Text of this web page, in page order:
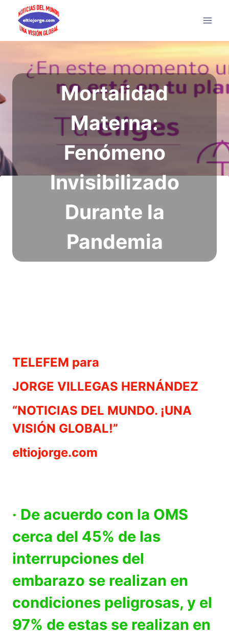
Saltar
contenido
Mortalidad
Materna:
Fenómeno
Invisibilizado
Durante la
Pandemia
TELEFEM para
JORGE VILLEGAS HERNÁNDEZ
“NOTICIAS DEL MUNDO. ¡UNA
VISIÓN GLOBAL!”
eltiojorge.com
· De acuerdo con la OMS
cerca del 45% de las
interrupciones del
embarazo se realizan en
condiciones peligrosas, y el
97% de estas se realizan en